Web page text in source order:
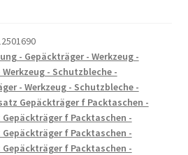
- Gepäckträger - Werkzeug -
- Schutzbleche -
- Werkzeug - Schutzbleche -
Gepäckträger f Packtaschen -
f Packtaschen -
f Packtaschen -
f Packtaschen -